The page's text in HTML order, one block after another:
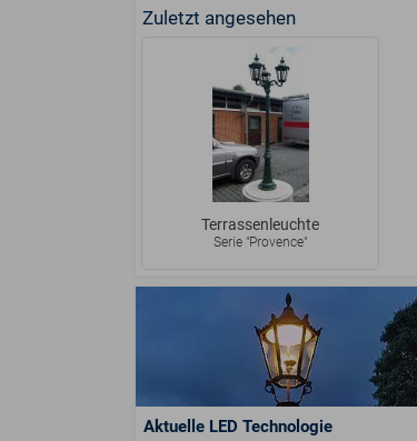
Zuletzt angesehen
Terrassenleuchte
Serie "Provence"
Aktuelle LED Technologie